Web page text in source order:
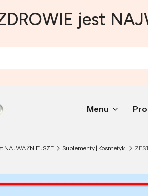
jest
Menu
NAJWAŻNIEJSZE Suplementy | Kosmetyki